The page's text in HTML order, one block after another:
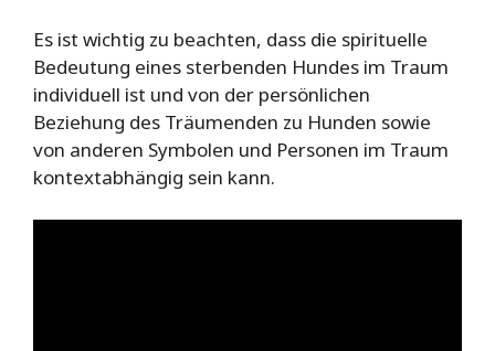
Es ist wichtig zu beachten, dass die spirituelle
Bedeutung eines sterbenden Hundes im Traum
individuell ist und von der persönlichen
Beziehung des Träumenden zu Hunden sowie
von anderen Symbolen und Personen im Traum
kontextabhängig sein kann.